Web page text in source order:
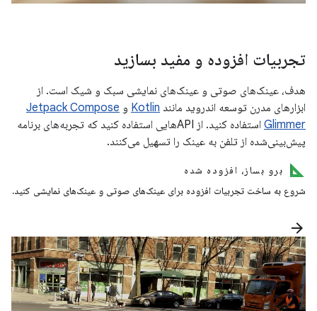
تجربیات افزوده و مفید بسازید
هدف، عینک‌های صوتی و عینک‌های نمایشی سبک و شیک است. از
ابزارهای مدرن توسعه اندروید مانند Kotlin و Jetpack Compose
Glimmer
استفاده کنید. از APIهایی استفاده کنید که تجربه‌های برنامه
پیش‌بینی‌شده از تلفن به عینک را تسهیل می‌کنند.
برو بساز، افزوده شده
شروع به ساخت تجربیات افزوده برای عینک‌های صوتی و عینک‌های نمایشی کنید.
arrow_forward